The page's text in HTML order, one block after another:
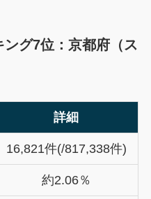
ング7位：京都府（ス
詳細
16,821件(/817,338件)
約2.06％